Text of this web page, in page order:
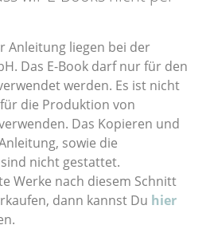
Anleitung liegen bei der
Das E-Book darf nur für den
werden. Es ist nicht
die Produktion von
Das Kopieren und
sowie die
nicht gestattet.
Werke nach diesem Schnitt
dann kannst Du hier